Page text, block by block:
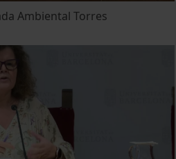
Ambiental Torres